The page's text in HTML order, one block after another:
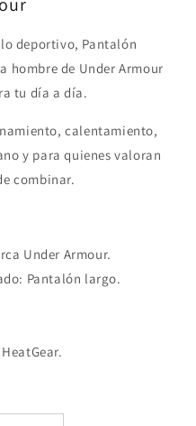
deportivo, Pantalón
hombre de Under Armour
tu día a día.
calentamiento,
y para quienes valoran
combinar.
Under Armour.
Pantalón largo.